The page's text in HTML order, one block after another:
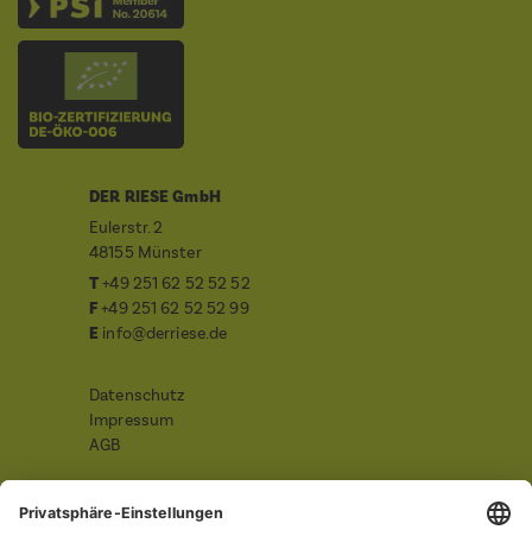
DER RIESE GmbH
Eulerstr. 2
48155 Münster
T+49 251 62 52 52 52
F+49 251 62 52 52 99
E info@derriese.de
Datenschutz
Impressum
AGB